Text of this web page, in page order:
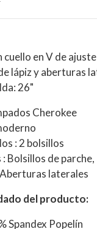
cuello en V de
lápiz y aberturas
26"
Cherokee
: 2 bolsillos
Bolsillos de
laterales
del producto:
Spandex Popelín